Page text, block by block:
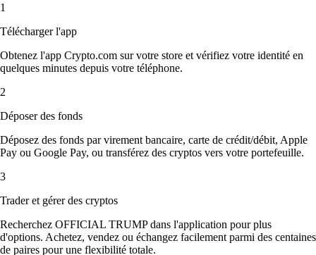
1
Télécharger l'app
Obtenez l'app Crypto.com sur votre store et vérifiez votre identité en
quelques minutes depuis votre téléphone.
2
Déposer des fonds
Déposez des fonds par virement bancaire, carte de crédit/débit, Apple
Pay ou Google Pay, ou transférez des cryptos vers votre portefeuille.
3
Trader et gérer des cryptos
Recherchez OFFICIAL TRUMP dans l'application pour plus
d'options. Achetez, vendez ou échangez facilement parmi des centaines
de paires pour une flexibilité totale.